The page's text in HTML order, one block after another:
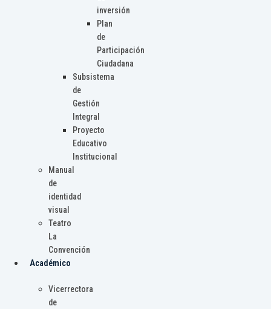
inversión
Plan
de
Participación
Ciudadana
Subsistema
de
Gestión
Integral
Proyecto
Educativo
Institucional
Manual
de
identidad
visual
Teatro
La
Convención
Académico
Vicerrectora
de